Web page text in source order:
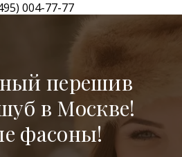
004-77-77
перешив
в Москве!
фасоны!